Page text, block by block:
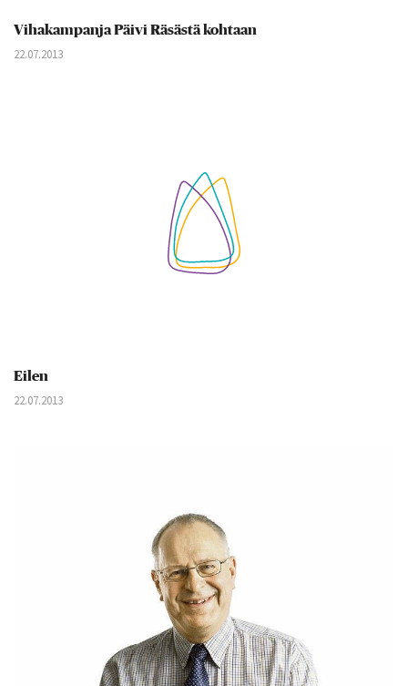
Vihakampanja Päivi Räsästä kohtaan
22.07.2013
Eilen
22.07.2013